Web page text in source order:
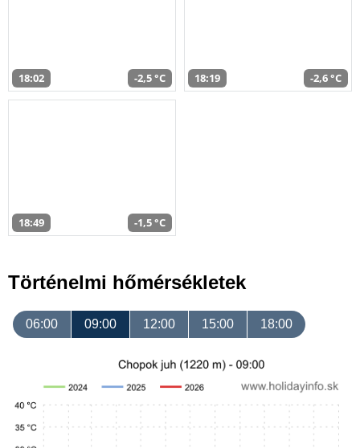
18:02 -2,5 °C 18:19 -2,6 °C
18:49 -1,5 °C
Történelmi hőmérsékletek
06:00 09:00 12:00 15:00 18:00